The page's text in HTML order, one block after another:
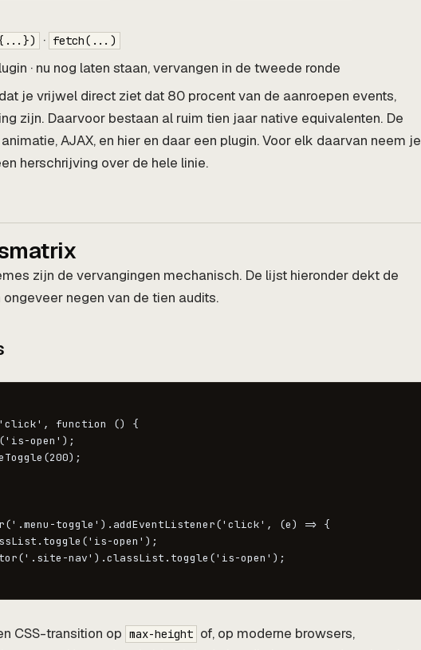
· fetch(...)
· nu nog laten staan, vervangen in de tweede ronde
je vrijwel direct ziet dat 80 procent van de aanroepen events,
zijn. Daarvoor bestaan al ruim tien jaar native equivalenten. De
AJAX, en hier en daar een plugin. Voor elk daarvan neem je
herschrijving over de hele linie.
zijn de vervangingen mechanisch. De lijst hieronder dekt de
negen van de tien audits.
function () {
open');
toggle').addEventListener('click', (e) => {
open');
nav').classList.toggle('is-open');
CSS-transition op max-height of, op moderne browsers,